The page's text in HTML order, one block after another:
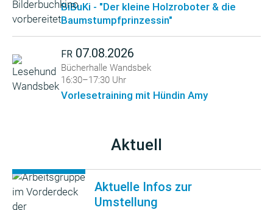
BiBuKi - "Der kleine Holzroboter & die
Baumstumpfprinzessin"
FR 07.08.2026
Bücherhalle Wandsbek
16:30–17:30 Uhr
Vorlesetraining mit Hündin Amy
Aktuell
Aktuelle Infos zur
Umstellung